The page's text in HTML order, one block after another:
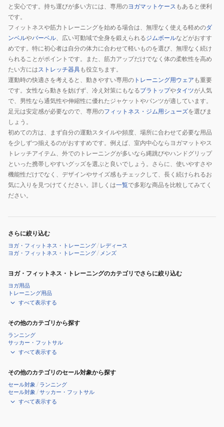
22105
と安心です。持ち運びが多い方には、専用のヨガマットケース もあると便利
です。
フィットネスや筋力トレーニングを始める場合は、無理なく使える軽めのダ
ンベルやバーベル、広い可動域で全身を鍛えられるジムボールなどがおすす
めです。特に初心者は自分の体力に合わせて軽いものを選び、無理なく続け
られることがポイントです。また、筋力アップだけでなく体の柔軟性を高め
たい方にはストレッチ器具も役立ちます。
運動時の快適さを考えると、動きやすい専用の トレーニング用ウェア も重要
です。女性なら動きを妨げず、冷え対策にもなるブラトップやタイツが人気
で、男性なら通気性や伸縮性に優れたジャケットやパンツが適しています。
足元は安定感が必要なので、専用のフィットネス・ジム用シューズを選びま
しょう。
初めての方は、まず自分の運動スタイルや頻度、場所に合わせて必要な用品
を少しずつ揃えるのがおすすめです。例えば、室内中心ならヨガマットやス
トレッチアイテム、外でのトレーニングが多いなら縄跳びやハンドグリップ
といった携帯しやすいグッズを選ぶと良いでしょう。さらに、使いやすさや
機能性だけでなく、デザインやサイズ感もチェックして、長く続けられるお
気に入りを見つけてください。詳しくは一覧で多彩な商品を比較してみてく
ださい。
さらに絞り込む
ヨガ・フィットネス・トレーニング/ レディース
ヨガ・フィットネス・トレーニング/ メンズ
ヨガ・フィットネス・トレーニングのカテゴリでさらに絞り込む
ヨガ用品
トレーニング用品
すべて表示する
その他のカテゴリから探す
ランニング
サッカー・フットサル
すべて表示する
その他のカテゴリのセール対象から探す
セール対象 / ランニング
セール対象 /サッカー・フットサル
すべて表示する